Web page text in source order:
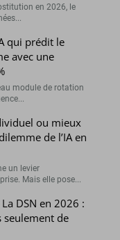
en 2026, le
qui prédit le
avec une
module de rotation
ou mieux
de l’IA en
un levier
Mais elle pose...
DSN en 2026 :
seulement de